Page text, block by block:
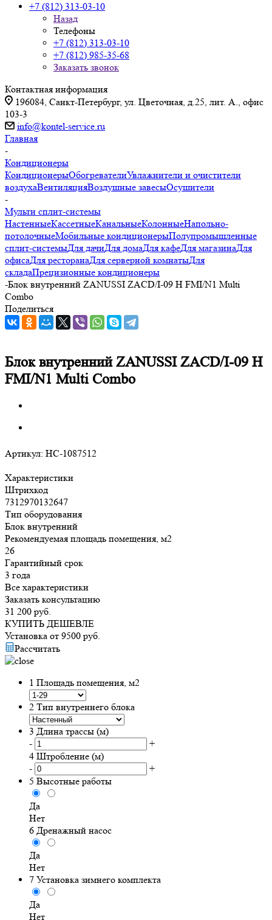
+7 (812) 313-03-10
Назад
Телефоны
+7 (812) 313-03-10
+7 (812) 985-35-68
Заказать звонок
Контактная информация
196084, Санкт-Петербург, ул. Цветочная, д.25, лит. А., офис
103-3
info@kontel-service.ru
Главная
-
Кондиционеры
КондиционерыОбогревателиУвлажнители и очистители
воздухаВентиляцияВоздушные завесыОсушители
-
Мульти сплит-системы
НастенныеКассетныеКанальныеКолонныеНапольно-
потолочныеМобильные кондиционерыПолупромышленные
сплит-системыДля дачиДля домаДля кафеДля магазинаДля
офисаДля ресторанаДля серверной комнатыДля
складаПрецизионные кондиционеры
-Блок внутренний ZANUSSI ZACD/I-09 H FMI/N1 Multi
Combo
Поделиться
Блок внутренний ZANUSSI ZACD/I-09 H
FMI/N1 Multi Combo
Артикул: НС-1087512
Характеристики
Штрихкод
7312970132647
Тип оборудования
Блок внутренний
Рекомендуемая площадь помещения, м2
26
Гарантийный срок
3 года
Все характеристики
Заказать консультацию
31 200 руб.
КУПИТЬ ДЕШЕВЛЕ
Установка от 9500 руб.
Рассчитать
1 Площадь помещения, м2
2 Тип внутреннего блока
3 Длина трассы (м)
-
+
4 Штробление (м)
-
+
5 Высотные работы
Да
Нет
6 Дренажный насос
Да
Нет
7 Установка зимнего комплекта
Да
Нет